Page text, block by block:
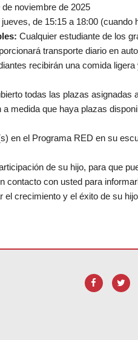
de noviembre de 2025
de 15:15 a 18:00 (cuando
Cualquier estudiante de los
transporte diario en
recibirán una comida
todas las plazas
medida que haya plazas
en el Programa RED en su
de su hijo, para que
contacto con usted para
el crecimiento y el éxito de su